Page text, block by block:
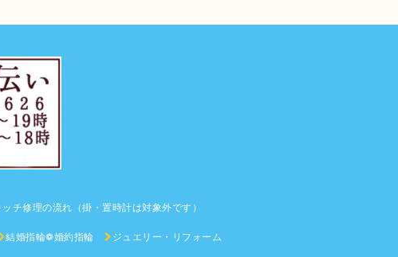
ッチ修理の流れ（掛・置時計は対象外です）
結婚指輪❁婚約指輪 ジュエリー・リフォーム